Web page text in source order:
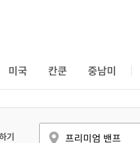
미국 칸쿤 중남미
기